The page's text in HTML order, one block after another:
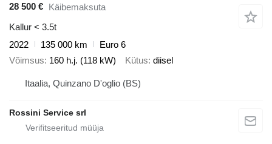
28 500 € Käibemaksuta
Kallur < 3.5t
2022
135 000 km
Euro 6
Võimsus 160 h.j. (118 kW) Kütus diisel
Itaalia, Quinzano D'oglio (BS)
Rossini Service srl